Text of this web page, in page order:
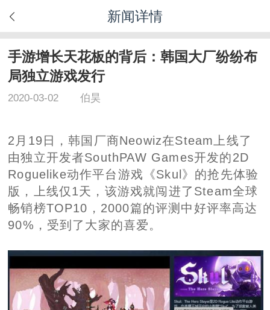
新闻详情
手游增长天花板的背后：韩国大厂纷纷布
局独立游戏发行
2020-03-02 伯昊
2月19日，韩国厂商Neowiz在Steam上线了
由独立开发者SouthPAW Games开发的2D
Roguelike动作平台游戏《Skul》的抢先体验
版，上线仅1天，该游戏就闯进了Steam全球
畅销榜TOP10，2000篇的评测中好评率高达
90%，受到了大家的喜爱。